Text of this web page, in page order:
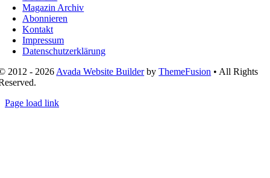
Magazin Archiv
Abonnieren
Kontakt
Impressum
Datenschutzerklärung
2012 - 2026 Avada Website BuilderbyThemeFusion • All Rights
Page load link